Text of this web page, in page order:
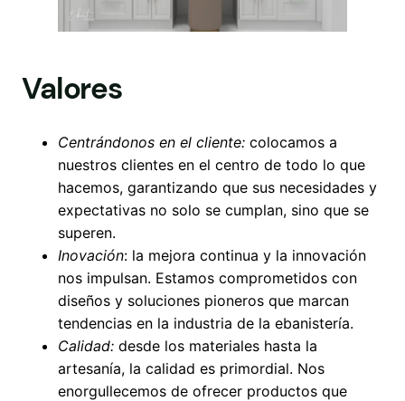
Valores
Centrándonos en el cliente: colocamos a
nuestros clientes en el centro de todo lo que
hacemos, garantizando que sus necesidades y
expectativas no solo se cumplan, sino que se
superen.
Inovación: la mejora continua y la innovación
nos impulsan. Estamos comprometidos con
diseños y soluciones pioneros que marcan
tendencias en la industria de la ebanistería.
Calidad: desde los materiales hasta la
artesanía, la calidad es primordial. Nos
enorgullecemos de ofrecer productos que